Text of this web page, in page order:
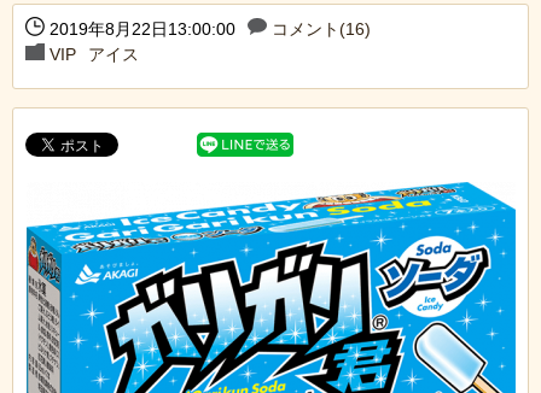
2019年8月22日13:00:00
コメント(16)
VIP
アイス